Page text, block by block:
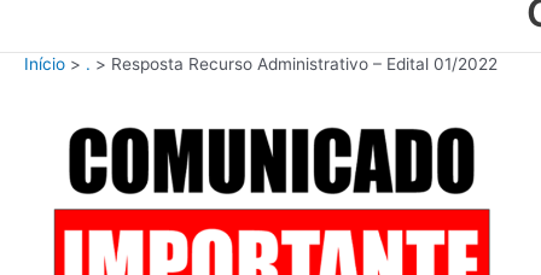
Início . Resposta Recurso Administrativo – Edital 01/2022